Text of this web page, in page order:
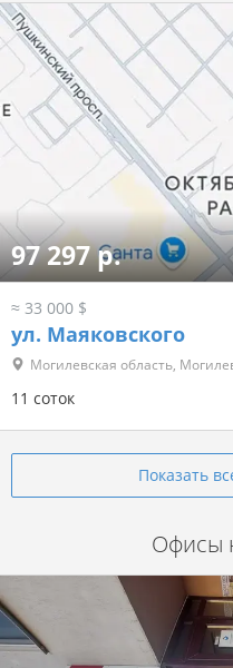
97 297 р.
≈ 33 000 $
ул. Маяковского
Могилевская область,
11 соток
Показать
Офисы